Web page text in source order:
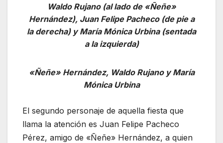
Waldo Rujano (al lado de «Ñeñe»
Hernández), Juan Felipe Pacheco (de pie a
la derecha) y María Mónica Urbina (sentada
a la izquierda)
«Ñeñe» Hernández, Waldo Rujano y María
Mónica Urbina
El segundo personaje de aquella fiesta que
llama la atención es Juan Felipe Pacheco
Pérez, amigo de «Ñeñe» Hernández, a quien